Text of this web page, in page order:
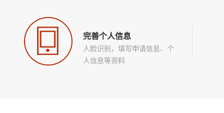
完善个人信息
人脸识别，填写申请信息、个
人信息等资料